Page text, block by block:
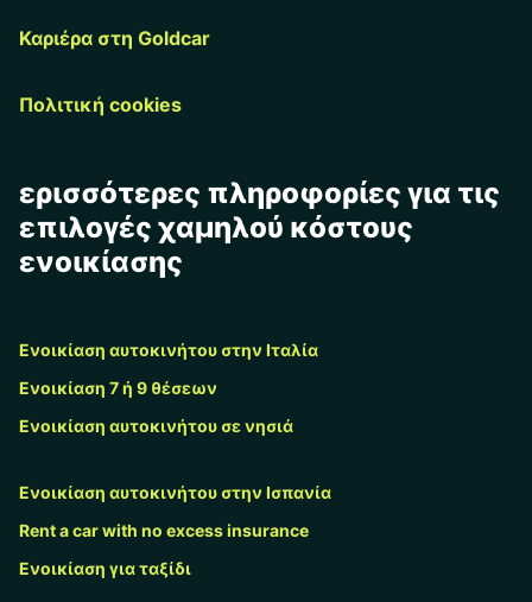
Καριέρα στη Goldcar
Πολιτική cookies
ερισσότερες πληροφορίες για τις
επιλογές χαμηλού κόστους
ενοικίασης
Ενοικίαση αυτοκινήτου στην Ιταλία
Ενοικίαση 7 ή 9 θέσεων
Ενοικίαση αυτοκινήτου σε νησιά
Ενοικίαση αυτοκινήτου στην Ισπανία
Rent a car with no excess insurance
Ενοικίαση για ταξίδι